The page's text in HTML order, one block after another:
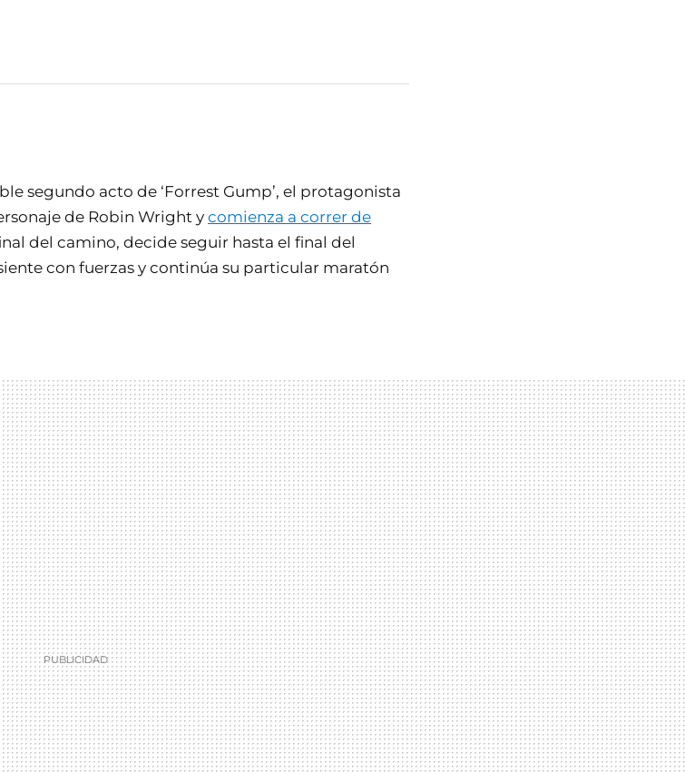
segundo acto de ‘Forrest Gump’, el protagonista
de Robin Wright y comienza a correr de
del camino, decide seguir hasta el final del
con fuerzas y continúa su particular maratón